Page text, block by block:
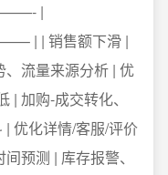
|
销售额下滑 |
流量来源分析 | 优
| 加购-成交转化、
优化详情/客服/评价
预测 | 库存报警、